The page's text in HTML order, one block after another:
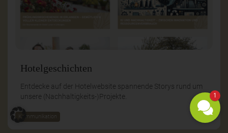
Hotelgeschichten
Entdecke auf der Hotelwebsite spannende Storys rund um
unsere (Nachhaltigkeits-)Projekte.
Kommunikation
1